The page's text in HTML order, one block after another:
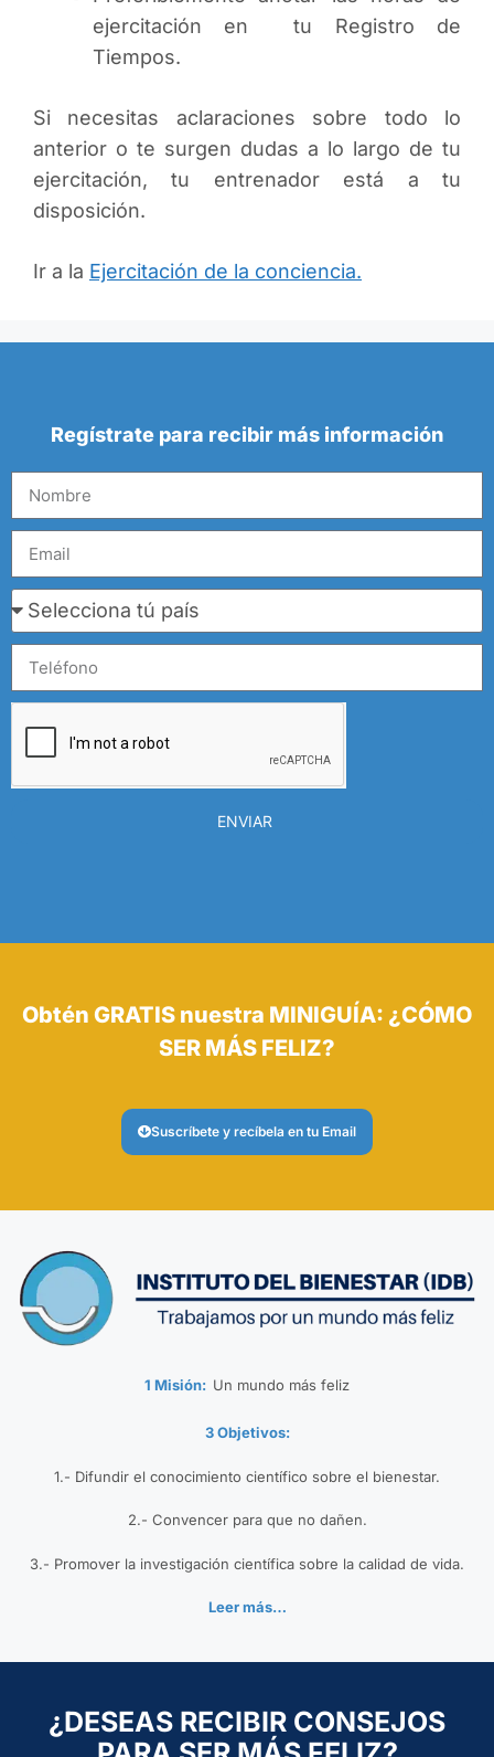
ejercitación en tu Registro de
Tiempos.
Si necesitas aclaraciones sobre todo lo
anterior o te surgen dudas a lo largo de tu
ejercitación, tu entrenador está a tu
disposición.
Ir a la Ejercitación de la conciencia.
Regístrate para recibir más información
ENVIAR
Obtén GRATIS nuestra MINIGUÍA: ¿CÓMO
SER MÁS FELIZ?
Suscríbete y recíbela en tu Email
1 Misión: Un mundo más feliz
3 Objetivos:
1.- Difundir el conocimiento científico sobre el bienestar.
2.- Convencer para que no dañen.
3.- Promover la investigación científica sobre la calidad de vida.
Leer más…
¿DESEAS RECIBIR CONSEJOS